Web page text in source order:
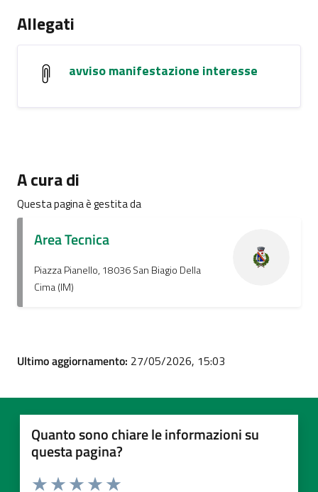
Allegati
avviso manifestazione interesse
A cura di
Questa pagina è gestita da
Area Tecnica
Piazza Pianello, 18036 San Biagio Della
Cima (IM)
Ultimo aggiornamento: 27/05/2026, 15:03
Quanto sono chiare le informazioni su
questa pagina?